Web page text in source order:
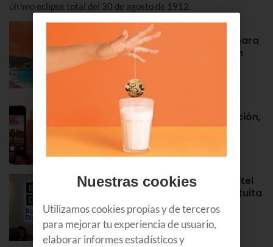
último eclipse total del 30 de agosto de 1912.
Euskaltel realiza cerca de un
centenar de intervenciones para
garantizar la conectividad en
verano
NOTAS DE PRENSA
Roaming en Euskaltel: activación,
tarifas, países por zonas…
APRENDE
¡Bienvenidos al Bizkaia Euskaltel
Digital Center! Tu puerta gratuita
para aprender y formarte en
Bilbao
APRENDE
Nuestras cookies
Utilizamos cookies propias y de terceros
para mejorar tu experiencia de usuario,
elaborar informes estadísticos y